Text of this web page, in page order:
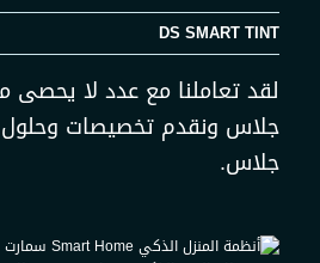
DS SMART TINT
لقد تعاملنا مع عدد لا يحصى
جلاس ونقدم تخصيصات
جلاس.